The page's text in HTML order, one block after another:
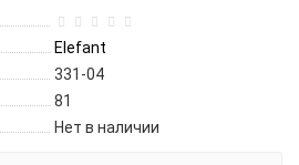
Elefant
331-04
81
Нет в наличии